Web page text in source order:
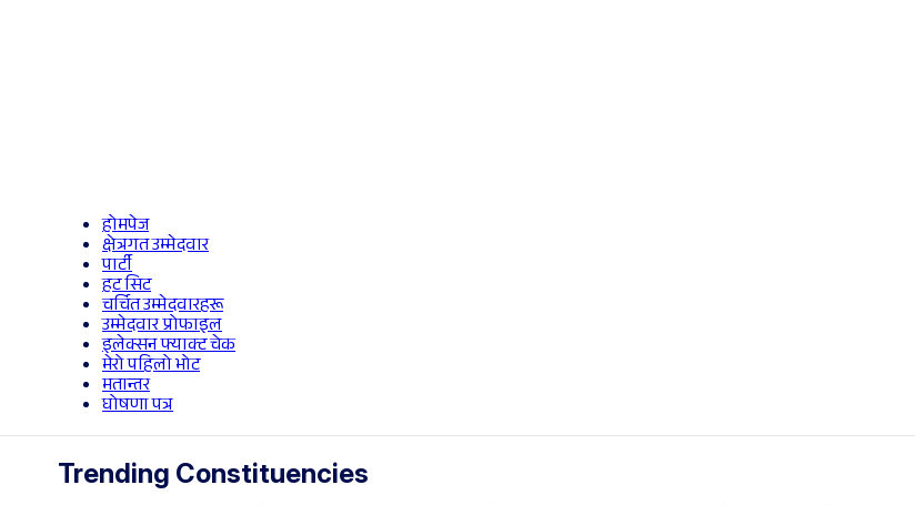
होमपेज
क्षेत्रगत उम्मेदवार
पार्टी
हट सिट
चर्चित उम्मेदवारहरू
उम्मेदवार प्रोफाइल
इलेक्सन फ्याक्ट चेक
मेरो पहिलो भोट
मतान्तर
घोषणा पत्र
Trending Constituencies